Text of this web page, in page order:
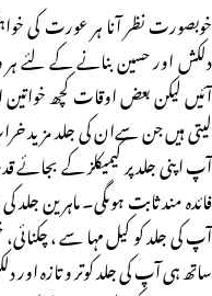
خوبصورت نظر آنا ہر عورت کی
دلکش اور حسین بنانے کے لئے ہر
آئیں لیکن بعض اوقات کچھ خواتین
لیتی ہیں جن سےان کی جلد مزید
آپ اپنی جلد پر کیمیکلز کے بجائے
آپ کی جلد کو کیل مہا سے ،
ساتھ ہی آپ کی جلد کوتر و تازہ